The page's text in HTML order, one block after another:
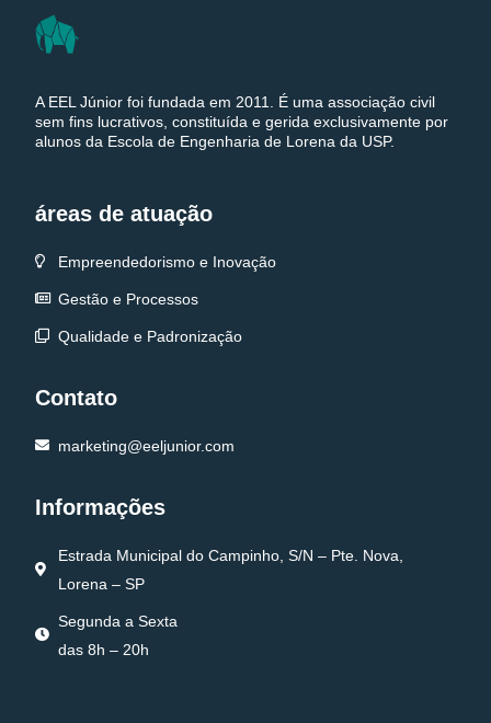
A EEL Júnior foi fundada em 2011. É uma associação civil
sem fins lucrativos, constituída e gerida exclusivamente por
alunos da Escola de Engenharia de Lorena da USP.
áreas de atuação
Empreendedorismo e Inovação
Gestão e Processos
Qualidade e Padronização
Contato
marketing@eeljunior.com
Informações
Estrada Municipal do Campinho, S/N – Pte. Nova,
Lorena – SP
Segunda a Sexta
das 8h – 20h